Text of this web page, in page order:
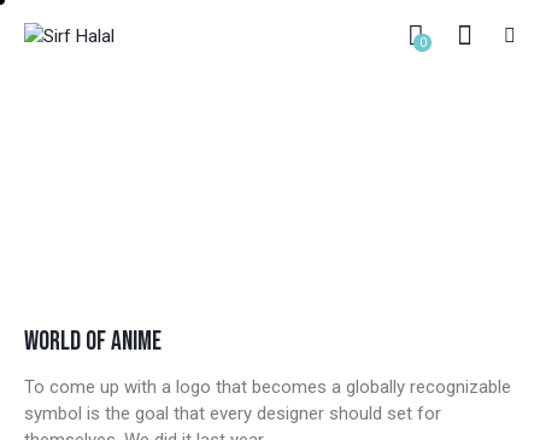
0
WORLD OF ANIME
To come up with a logo that becomes a globally recognizable
symbol is the goal that every designer should set for